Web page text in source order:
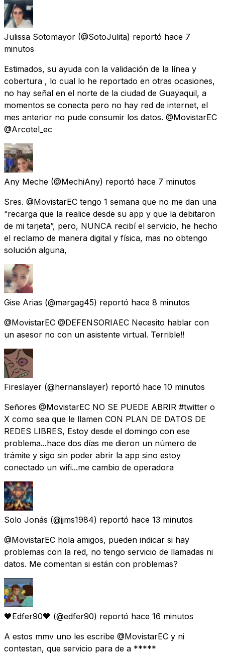
Julissa Sotomayor (@SotoJulita) reportó hace 7
minutos
Estimados, su ayuda con la validación de la línea y
cobertura , lo cual lo he reportado en otras ocasiones,
no hay señal en el norte de la ciudad de Guayaquil, a
momentos se conecta pero no hay red de internet, el
mes anterior no pude consumir los datos. @MovistarEC
@Arcotel_ec
Any Meche (@MechiAny) reportó hace 7 minutos
Sres. @MovistarEC tengo 1 semana que no me dan una
“recarga que la realice desde su app y que la debitaron
de mi tarjeta”, pero, NUNCA recibí el servicio, he hecho
el reclamo de manera digital y física, mas no obtengo
solución alguna,
Gise Arias (@margag45) reportó hace 8 minutos
@MovistarEC @DEFENSORIAEC Necesito hablar con
un asesor no con un asistente virtual. Terrible!!
Fireslayer (@hernanslayer) reportó hace 10 minutos
Señores @MovistarEC NO SE PUEDE ABRIR #twitter o
X como sea que le llamen CON PLAN DE DATOS DE
REDES LIBRES, Estoy desde el domingo con ese
problema...hace dos días me dieron un número de
trámite y sigo sin poder abrir la app sino estoy
conectado un wifi...me cambio de operadora
Solo Jonás (@jjms1984) reportó hace 13 minutos
@MovistarEC hola amigos, pueden indicar si hay
problemas con la red, no tengo servicio de llamadas ni
datos. Me comentan si están con problemas?
💙Edfer90💙 (@edfer90) reportó hace 16 minutos
A estos mmv uno les escribe @MovistarEC y ni
contestan, que servicio para de a *****